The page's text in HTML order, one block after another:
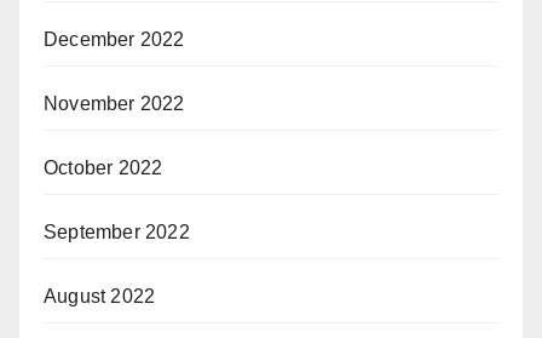
December 2022
November 2022
October 2022
September 2022
August 2022